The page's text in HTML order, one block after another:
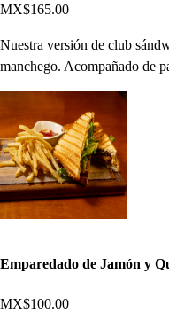
MX$165.00
Nuestra versión de club
manchego. Acompañado de
Emparedado de Jamón y
MX$100.00